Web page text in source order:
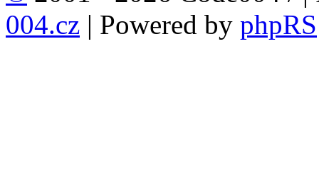
004.cz | Powered by phpRS